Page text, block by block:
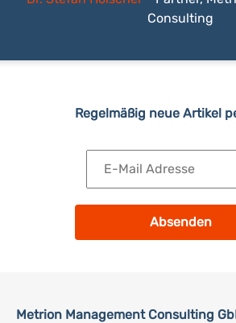
Consulting
Regelmäßig neue Artikel
Absenden
Metrion Management Consulting